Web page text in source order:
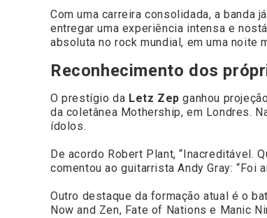
Com uma carreira consolidada, a banda
entregar uma experiência intensa e
absoluta no rock mundial, em uma noite
Reconhecimento dos
O prestígio da Letz Zepganhou
da coletânea Mothership, em Londres.
ídolos.
De acordo Robert Plant, “Inacreditável.
comentou ao guitarrista Andy Gray: “Foi
Outro destaque da formação atual é o
Now and Zen, Fate of Nations e Manic